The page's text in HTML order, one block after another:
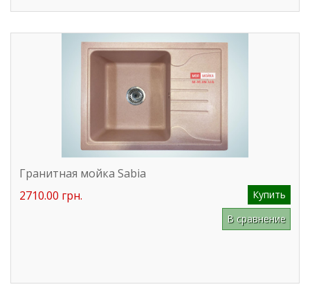
Гранитная мойка Sabia
2710.00 грн.
Купить
В сравнение